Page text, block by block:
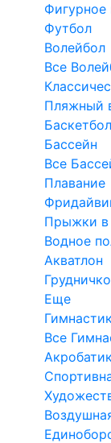
Фигурное
Футбол
Волейбол
Все
Пляжный
Баскетбол
Бассейн
Все
Плавание
Прыжки в
Водное
Акватлон
Еще
Все